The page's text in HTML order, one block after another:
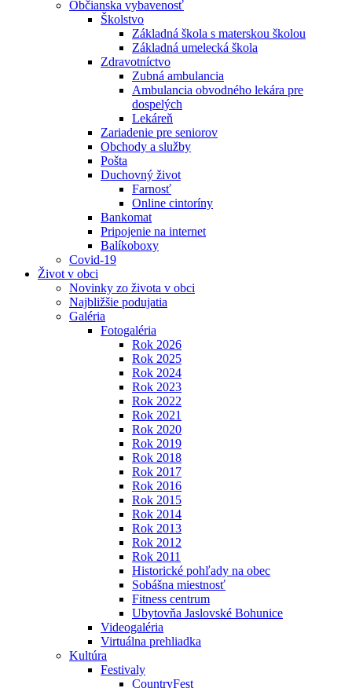
Občianska vybavenosť
Školstvo
Základná škola s materskou školou
Základná umelecká škola
Zdravotníctvo
Zubná ambulancia
Ambulancia obvodného lekára pre
dospelých
Lekáreň
Zariadenie pre seniorov
Obchody a služby
Pošta
Duchovný život
Farnosť
Online cintoríny
Bankomat
Pripojenie na internet
Balíkoboxy
Covid-19
Život v obci
Novinky zo života v obci
Najbližšie podujatia
Galéria
Fotogaléria
Rok 2026
Rok 2025
Rok 2024
Rok 2023
Rok 2022
Rok 2021
Rok 2020
Rok 2019
Rok 2018
Rok 2017
Rok 2016
Rok 2015
Rok 2014
Rok 2013
Rok 2012
Rok 2011
Historické pohľady na obec
Sobášna miestnosť
Fitness centrum
Ubytovňa Jaslovské Bohunice
Videogaléria
Virtuálna prehliadka
Kultúra
Festivaly
CountryFest